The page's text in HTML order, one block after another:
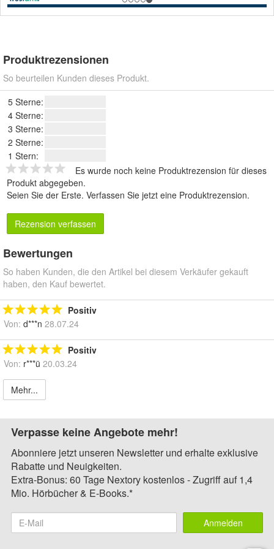
Produktrezensionen
So beurteilen Kunden dieses Produkt.
5 Sterne:
4 Sterne:
3 Sterne:
2 Sterne:
1 Stern:
Es wurde noch keine Produktrezension für dieses
Produkt abgegeben.
Seien Sie der Erste. Verfassen Sie jetzt eine Produktrezension.
Rezension verfassen
Bewertungen
So haben Kunden, die den Artikel bei diesem Verkäufer gekauft
haben, den Kauf bewertet.
Positiv
Von: d***n 28.07.24
Positiv
Von: r***ü 20.03.24
Mehr...
Verpasse keine Angebote mehr!
Abonniere jetzt unseren Newsletter und erhalte exklusive
Rabatte und Neuigkeiten.
Extra-Bonus: 60 Tage Nextory kostenlos - Zugriff auf 1,4
Mio. Hörbücher & E-Books.*
Anmelden